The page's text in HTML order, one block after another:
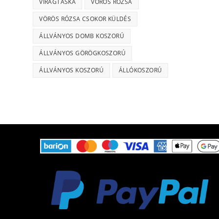
VIRÁGTÁSKA VÖRÖS RÓZSA
VÖRÖS RÓZSA CSOKOR KÜLDÉS
ÁLLVÁNYOS DOMB KOSZORÚ
ÁLLVÁNYOS GÖRÖGKOSZORÚ
ÁLLVÁNYOS KOSZORÚ ÁLLÓKOSZORÚ